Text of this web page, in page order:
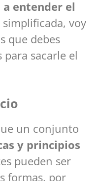
entender el
voy
que debes
sacarle el
un conjunto
y principios
pueden ser
formas, por